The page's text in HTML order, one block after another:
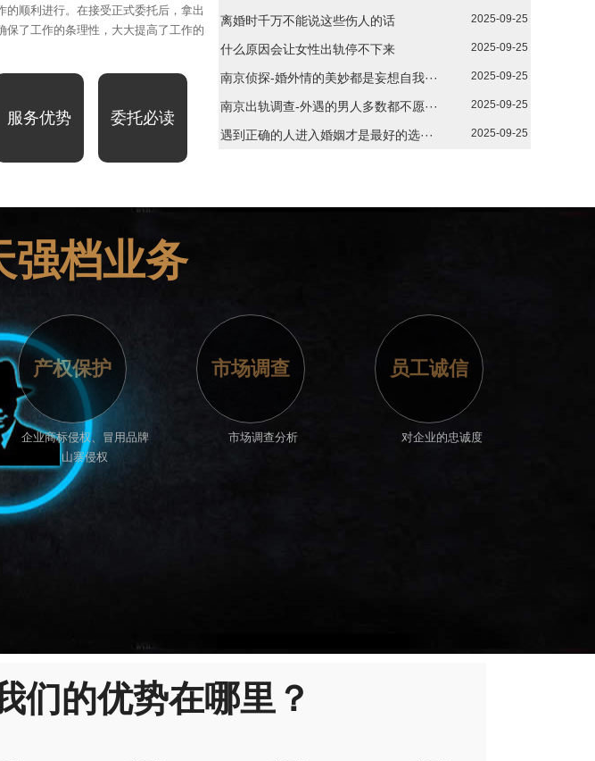
的顺利进行。在接受正式委托后，拿出
保了工作的条理性，大大提高了工作的
服务优势 委托必读
离婚时千万不能说这些伤人的话 2025-09-25
什么原因会让女性出轨停不下来 2025-09-25
南京侦探-婚外情的美妙都是妄想自我··· 2025-09-25
南京出轨调查-外遇的男人多数都不愿··· 2025-09-25
遇到正确的人进入婚姻才是最好的选··· 2025-09-25
强档业务
产权保护
企业商标侵权、冒用品牌
山寨侵权
市场调查
市场调查分析
员工诚信
对企业的忠诚度
们的优势在哪里？